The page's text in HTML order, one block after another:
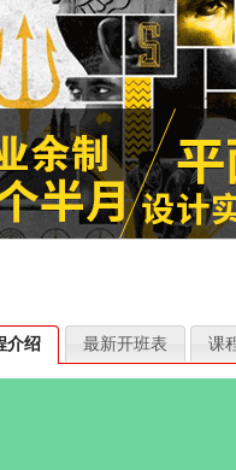
介绍 最新开班表 课